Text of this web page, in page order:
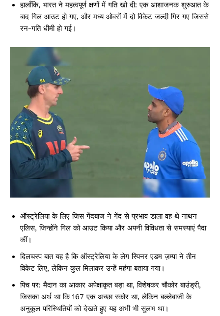
हालाँकि, भारत ने महत्वपूर्ण क्षणों में गति खो दी: एक आशाजनक शुरुआत के
बाद गिल आउट हो गए, और मध्य ओवरों में दो विकेट जल्दी गिर गए जिससे
रन-गति धीमी हो गई।
ऑस्ट्रेलिया के लिए जिस गेंदबाज ने गेंद से प्रभाव डाला वह थे नाथन
एलिस, जिन्होंने गिल को आउट किया और अपनी विविधता से समस्याएं पैदा
कीं।
दिलचस्प बात यह है कि ऑस्ट्रेलिया के लेग स्पिनर एडम ज़म्पा ने तीन
विकेट लिए, लेकिन कुल मिलाकर उन्हें महंगा बताया गया।
पिच पर: मैदान का आकार अपेक्षाकृत बड़ा था, विशेषकर चौकोर बाउंड्री,
जिसका अर्थ था कि 167 एक अच्छा स्कोर था, लेकिन बल्लेबाजी के
अनुकूल परिस्थितियों को देखते हुए यह अभी भी सुलभ था।